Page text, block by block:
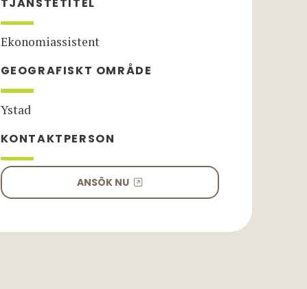
Ekonomiassistent
GEOGRAFISKT OMRÅDE
Ystad
KONTAKTPERSON
ANSÖK NU